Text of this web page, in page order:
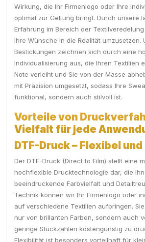
Wirkung, die Ihr Firmenlogo oder Ihre
optimal zur Geltung bringt. Durch unsere
Erfahrung im Bereich der
Ihre Wünsche in die Realität umzusetzen.
Bestickungen zeichnen sich durch eine
Individualisierung aus, die Ihren Textilien
Note verleiht und Sie von der Masse
mit Präzision umgesetzt, sodass Ihre
funktional, sondern auch stilvoll ist.
Vorteile von
Vielfalt für jede
DTF-Druck – Flexibel
Der DTF-Druck (Direct to Film) stellt eine
hochflexible Drucktechnologie dar, die
beeindruckende Farbvielfalt und
Technik können wir Ihr Firmenlogo oder
auf verschiedene Textilien aufbringen.
nur von brillanten Farben, sondern auch
geringe Stückzahlen kostengünstig zu
Flexibilität ist besonders vorteilhaft für